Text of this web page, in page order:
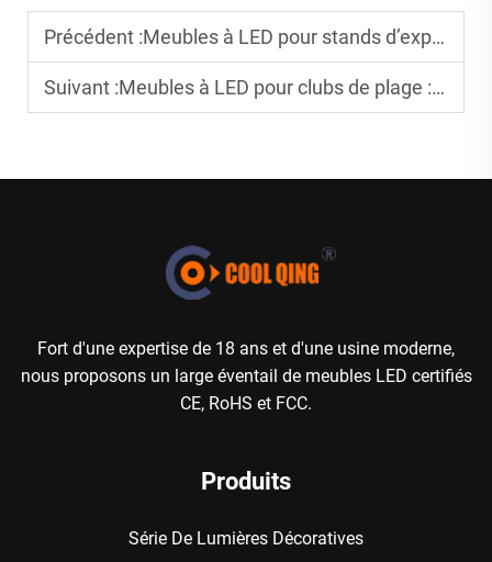
Précédent :Meubles à LED pour stands d’exposition : se démarquer sur un salon professionnel animé
Suivant :Meubles à LED pour clubs de plage : concevoir des espaces qui fonctionnent après la tombée de la nuit
Fort d'une expertise de 18 ans et d'une usine moderne,
nous proposons un large éventail de meubles LED certifiés
CE, RoHS et FCC.
Produits
Série De Lumières Décoratives